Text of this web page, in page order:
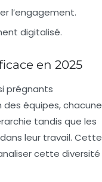
l’engagement.
digitalisé.
en 2025
prégnants
des équipes, chacune
tandis que les
leur travail. Cette
cette diversité